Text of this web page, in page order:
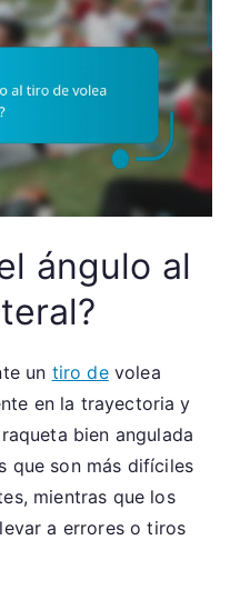
ángulo al
un tiro devolea
en la trayectoria y
bien angulada
que son más difíciles
mientras que los
a errores o tiros